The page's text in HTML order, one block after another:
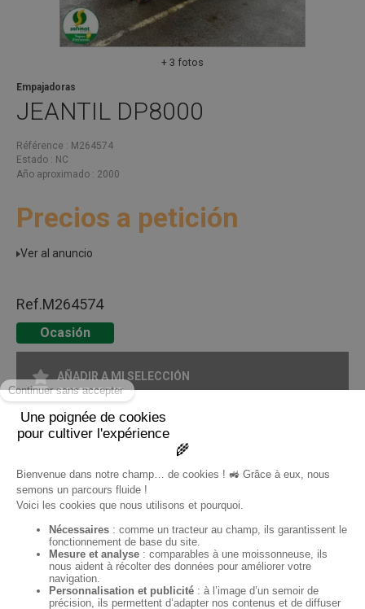
+ 3 fotos
JEANTIL DP8000
Empajadoras
Référence
M264574
Estado
NC
Año aproximado
2000
Precios a petición
Ver al anuncio
Ref.M264574
Ocasión
AÑADIR A MI SELECCIÓN
COMPARTIR
IMPRIMIR EN FORMATO PDF
ES
Sofimat